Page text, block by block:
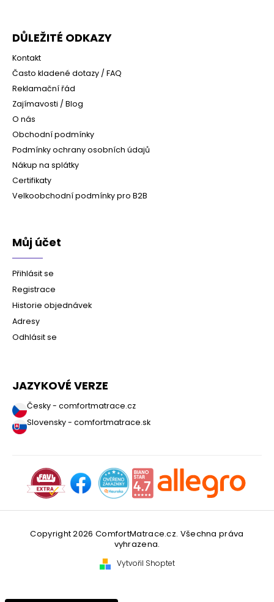
DŮLEŽITÉ ODKAZY
Kontakt
Často kladené dotazy / FAQ
Reklamační řád
Zajímavosti / Blog
O nás
Obchodní podmínky
Podmínky ochrany osobních údajů
Nákup na splátky
Certifikaty
Velkoobchodní podmínky pro B2B
Můj účet
Přihlásit se
Registrace
Historie objednávek
Adresy
Odhlásit se
JAZYKOVÉ VERZE
Česky - comfortmatrace.cz
Slovensky - comfortmatrace.sk
Vytvořil Shoptet
Copyright 2026 ComfortMatrace.cz. Všechna práva
vyhrazena.